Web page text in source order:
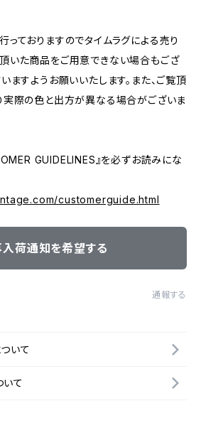
ておりますのでタイムラグによる売り
いた商品をご用意できない場合もござ
ますようお願いいたします。また、ご覧頂
実際の色と出方が異なる場合がございま
GUIDELINES』を必ずお読みにな
customerguide.html
入荷通知を希望する
通報する
いて
て